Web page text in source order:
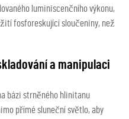
luminiscenčního výkonu,
fosforeskující sloučeniny, než
a manipulaci
bázi strněného hlinitanu
přímé sluneční světlo, aby